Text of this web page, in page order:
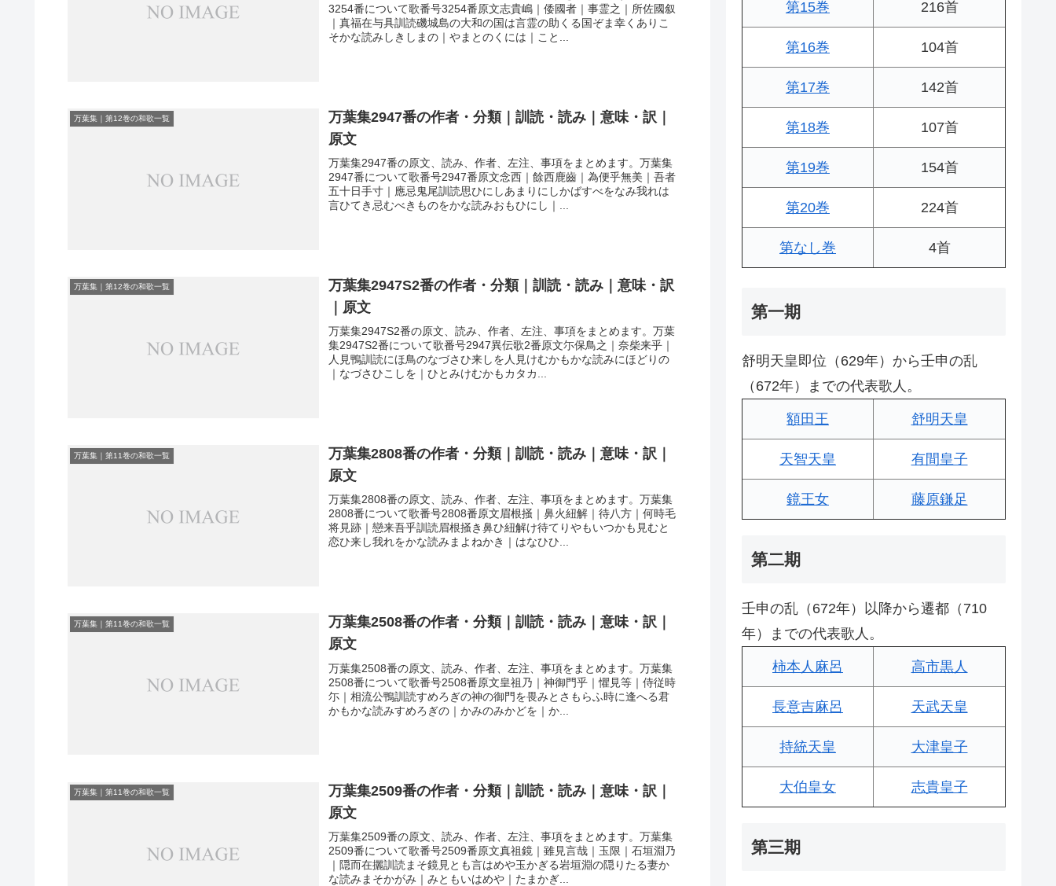
3254番について歌番号3254番原文志貴嶋｜倭國者｜事霊之｜所佐國叙
｜真福在与具訓読磯城島の大和の国は言霊の助くる国ぞま幸くありこ
そかな読みしきしまの｜やまとのくには｜こと...
万葉集｜第12巻の和歌一覧
万葉集2947番の作者・分類｜訓読・読み｜意味・訳｜
原文
万葉集2947番の原文、読み、作者、左注、事項をまとめます。万葉集
2947番について歌番号2947番原文念西｜餘西鹿齒｜為便乎無美｜吾者
五十日手寸｜應忌鬼尾訓読思ひにしあまりにしかばすべをなみ我れは
言ひてき忌むべきものをかな読みおもひにし｜...
万葉集｜第12巻の和歌一覧
万葉集2947S2番の作者・分類｜訓読・読み｜意味・訳
｜原文
万葉集2947S2番の原文、読み、作者、左注、事項をまとめます。万葉
集2947S2番について歌番号2947異伝歌2番原文尓保鳥之｜奈柴来乎｜
人見鴨訓読にほ鳥のなづさひ来しを人見けむかもかな読みにほどりの
｜なづさひこしを｜ひとみけむかもカタカ...
万葉集｜第11巻の和歌一覧
万葉集2808番の作者・分類｜訓読・読み｜意味・訳｜
原文
万葉集2808番の原文、読み、作者、左注、事項をまとめます。万葉集
2808番について歌番号2808番原文眉根掻｜鼻火紐解｜待八方｜何時毛
将見跡｜戀来吾乎訓読眉根掻き鼻ひ紐解け待てりやもいつかも見むと
恋ひ来し我れをかな読みまよねかき｜はなひひ...
万葉集｜第11巻の和歌一覧
万葉集2508番の作者・分類｜訓読・読み｜意味・訳｜
原文
万葉集2508番の原文、読み、作者、左注、事項をまとめます。万葉集
2508番について歌番号2508番原文皇祖乃｜神御門乎｜懼見等｜侍従時
尓｜相流公鴨訓読すめろぎの神の御門を畏みとさもらふ時に逢へる君
かもかな読みすめろぎの｜かみのみかどを｜か...
万葉集｜第11巻の和歌一覧
万葉集2509番の作者・分類｜訓読・読み｜意味・訳｜
原文
万葉集2509番の原文、読み、作者、左注、事項をまとめます。万葉集
2509番について歌番号2509番原文真祖鏡｜雖見言哉｜玉限｜石垣淵乃
｜隠而在攦訓読まそ鏡見とも言はめや玉かぎる岩垣淵の隠りたる妻か
な読みまそかがみ｜みともいはめや｜たまかぎ...
第15巻 216首
第16巻 104首
第17巻 142首
第18巻 107首
第19巻 154首
第20巻 224首
第なし巻 4首
第一期
舒明天皇即位（629年）から壬申の乱
（672年）までの代表歌人。
額田王 舒明天皇
天智天皇 有間皇子
鏡王女 藤原鎌足
第二期
壬申の乱（672年）以降から遷都（710
年）までの代表歌人。
柿本人麻呂 高市黒人
長意吉麻呂 天武天皇
持統天皇 大津皇子
大伯皇女 志貴皇子
第三期